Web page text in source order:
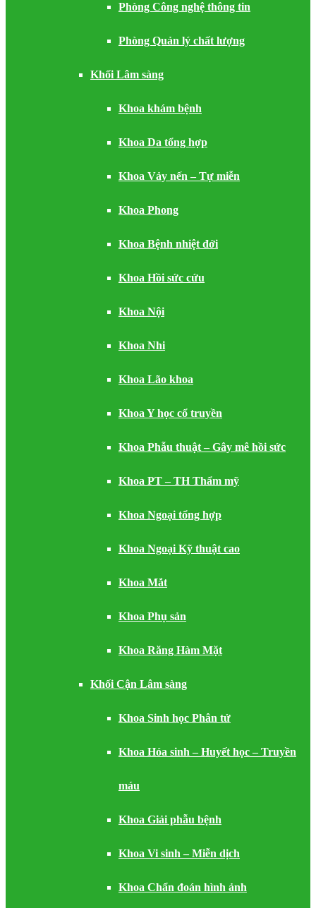
Phòng Công nghệ thông tin
Phòng Quản lý chất lượng
Khối Lâm sàng
Khoa khám bệnh
Khoa Da tổng hợp
Khoa Vảy nến – Tự miễn
Khoa Phong
Khoa Bệnh nhiệt đới
Khoa Hồi sức cứu
Khoa Nội
Khoa Nhi
Khoa Lão khoa
Khoa Y học cổ truyền
Khoa Phẫu thuật – Gây mê hồi sức
Khoa PT – TH Thẩm mỹ
Khoa Ngoại tổng hợp
Khoa Ngoại Kỹ thuật cao
Khoa Mắt
Khoa Phụ sản
Khoa Răng Hàm Mặt
Khối Cận Lâm sàng
Khoa Sinh học Phân tử
Khoa Hóa sinh – Huyết học – Truyền
máu
Khoa Giải phẫu bệnh
Khoa Vi sinh – Miễn dịch
Khoa Chẩn đoán hình ảnh